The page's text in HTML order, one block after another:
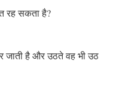
रह सकता है?
जाती है और उठते वह भी उठ